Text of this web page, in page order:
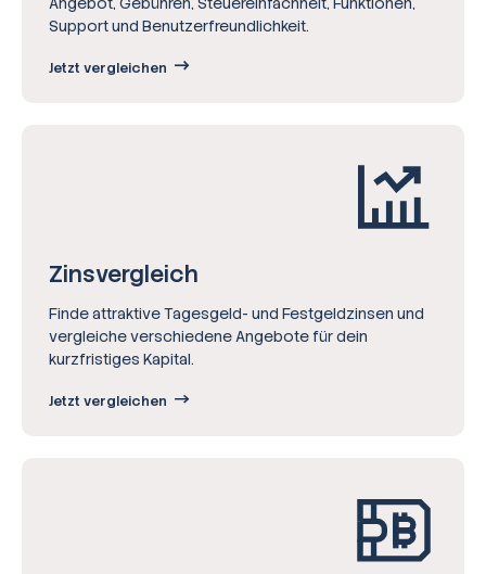
Support und Benutzerfreundlichkeit.
Jetzt vergleichen
Zinsvergleich
Finde attraktive Tagesgeld- und Festgeldzinsen und
vergleiche verschiedene Angebote für dein
kurzfristiges Kapital.
Jetzt vergleichen